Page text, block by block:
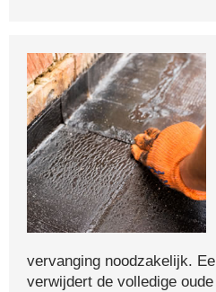
vervanging noodzakelijk.
verwijdert de volledige